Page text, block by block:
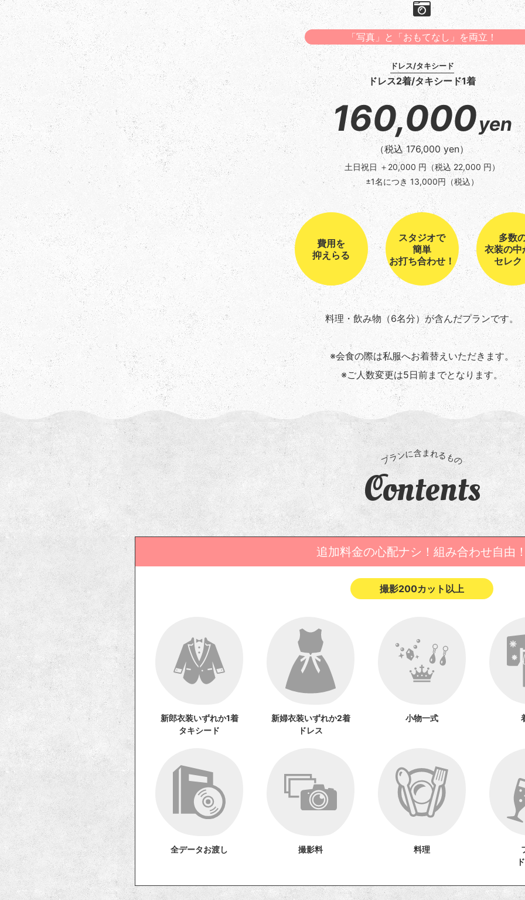
「写真」と「おもてなし」を両立！
ドレス/タキシード
ドレス2着/タキシード1着
160,000yen
（税込 176,000 yen）
土日祝日 ＋20,000 円（税込 22,000 円）
±1名につき 13,000円（税込）
費用を
抑えらる
スタジオで
簡単
お打ち合わせ！
多数
衣装の中
セレク
料理・飲み物（6名分）が含んだプランです。
※会食の際は私服へお着替えいただきます。
※ご人数変更は5日前までとなります。
Contents
追加料金の心配ナシ！組み合わせ自由
撮影200カット以上
新郎衣装いずれか1着
タキシード
新婦衣装いずれか2着
ドレス
小物一式
全データお渡し 撮影料 料理